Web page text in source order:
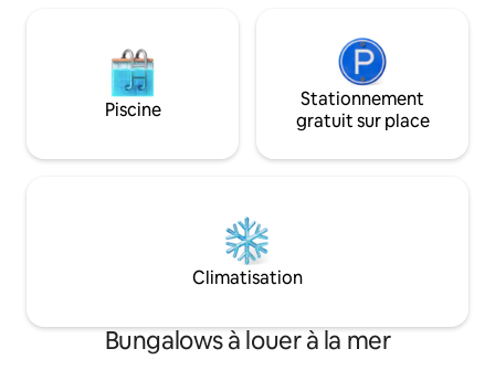
Piscine
Stationnement
gratuit sur place
Climatisation
Bungalows à louer à la mer